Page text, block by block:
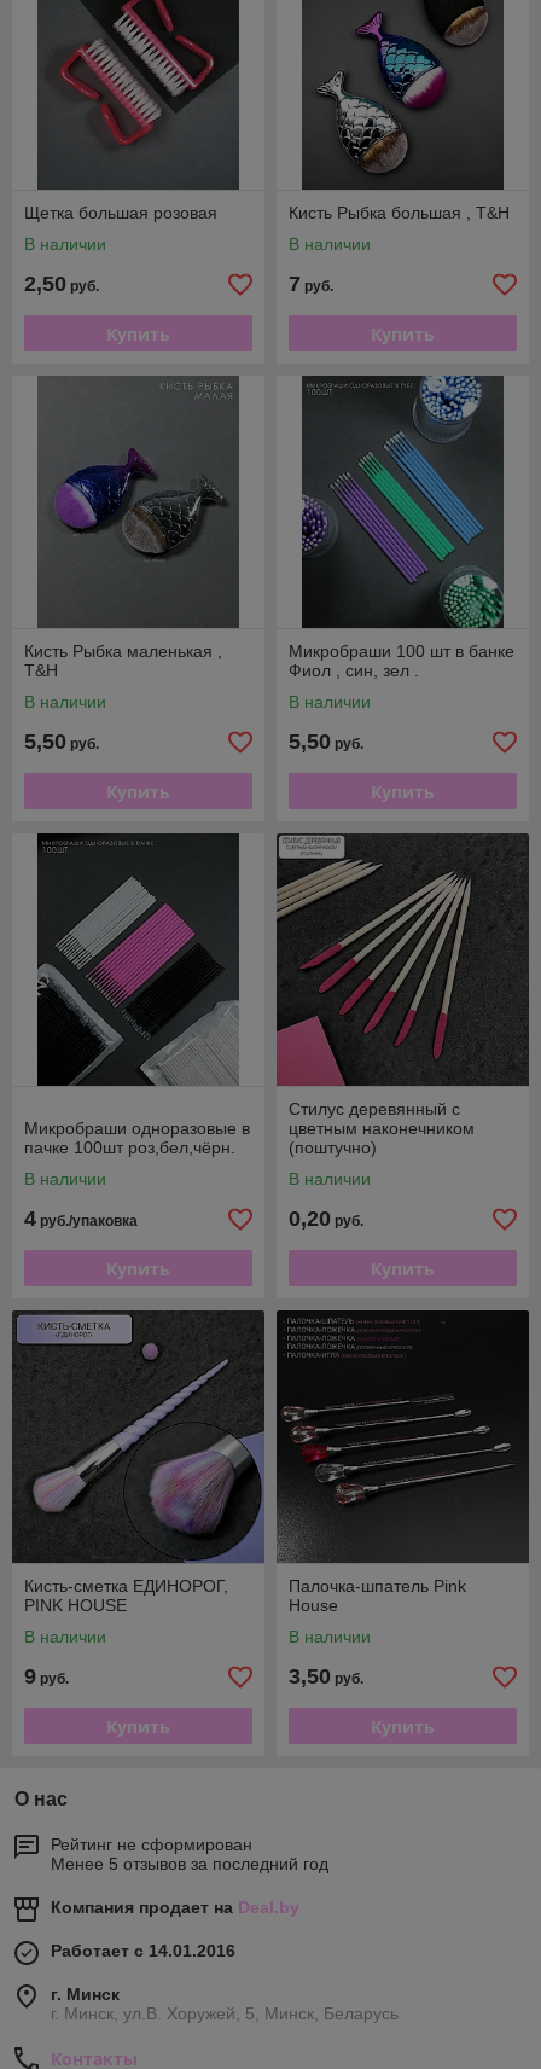
Щетка большая розовая
В наличии
2,50 руб.
Купить
Кисть Рыбка большая , T&H
В наличии
7 руб.
Купить
Кисть Рыбка маленькая ,
T&H
В наличии
5,50 руб.
Купить
Микробраши 100 шт в банке
Фиол , син, зел .
В наличии
5,50 руб.
Купить
Микробраши одноразовые в
пачке 100шт роз,бел,чёрн.
В наличии
4 руб./упаковка
Купить
Стилус деревянный с
цветным наконечником
(поштучно)
В наличии
0,20 руб.
Купить
Кисть-сметка ЕДИНОРОГ,
PINK HOUSE
В наличии
9 руб.
Купить
Палочка-шпатель Pink
House
В наличии
3,50 руб.
Купить
О нас
Рейтинг не сформирован
Менее 5 отзывов за последний год
Компания продает на Deal.by
Работает с 14.01.2016
г. Минск
г. Минск, ул.В. Хоружей, 5, Минск, Беларусь
Контакты